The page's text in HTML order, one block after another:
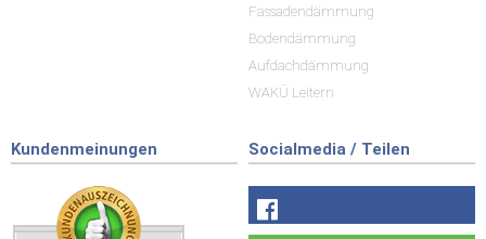
Fassadendämmung
Bodendämmung
Aufdachdämmung
WAKÜ Leitern
Kundenmeinungen Socialmedia / Teilen